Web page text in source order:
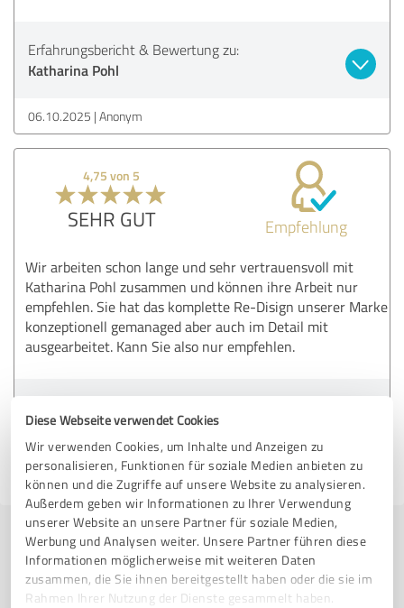
Diese Webseite verwendet Cookies
Wir verwenden Cookies, um Inhalte und Anzeigen zu
personalisieren, Funktionen für soziale Medien anbieten zu
können und die Zugriffe auf unsere Website zu analysieren.
Außerdem geben wir Informationen zu Ihrer Verwendung
unserer Website an unsere Partner für soziale Medien,
Werbung und Analysen weiter. Unsere Partner führen diese
Informationen möglicherweise mit weiteren Daten
zusammen, die Sie ihnen bereitgestellt haben oder die sie im
Rahmen Ihrer Nutzung der Dienste gesammelt haben.
Erfahrungsbericht & Bewertung zu:
Katharina Pohl
06.10.2025 Anonym
4,75 von 5
SEHR GUT Empfehlung
Wir arbeiten schon lange und sehr vertrauensvoll mit
Katharina Pohl zusammen und können ihre Arbeit nur
empfehlen. Sie hat das komplette Re-Disign unserer Marke
konzeptionell gemanaged aber auch im Detail mit
ausgearbeitet. Kann Sie also nur empfehlen.
Katharina Pohl
18.09.2024 Anonym
Jetzt bewerten
Profil teilen